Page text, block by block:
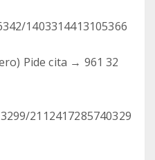
1403314413105366
Pide cita → 961 32
2112417285740329